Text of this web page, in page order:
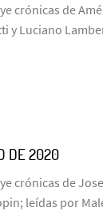
crónicas de
y Luciano
DE 2020
crónicas de
leídas por